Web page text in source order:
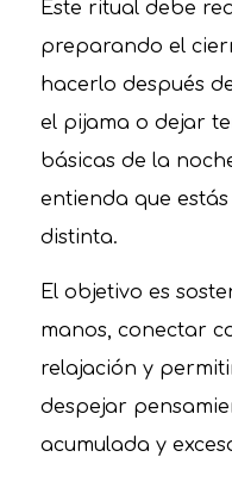
Este ritual debe
preparando el
hacerlo después
el pijama o dejar
básicas de la
entienda que
distinta.
El objetivo es
manos, conectar
relajación y
despejar
acumulada y